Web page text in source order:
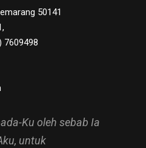
50141
7609498
Ku oleh sebab Ia
untuk